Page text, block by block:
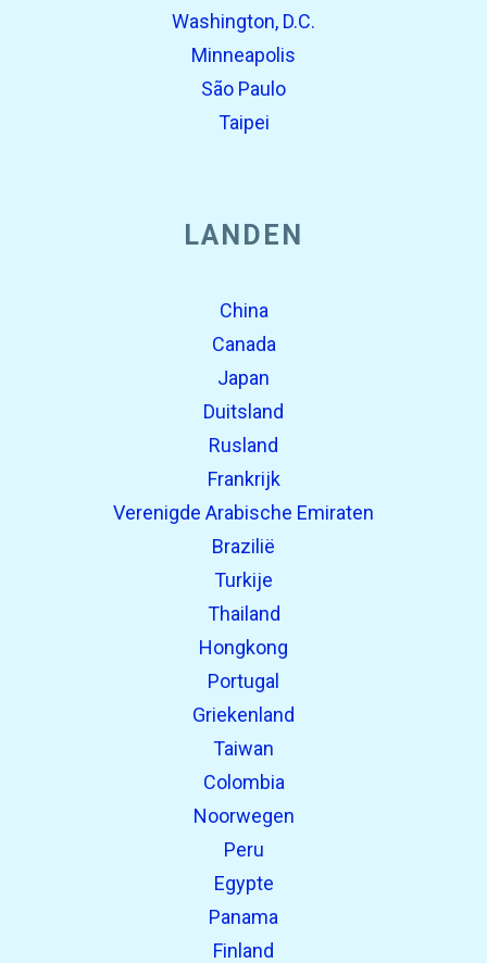
Washington, D.C.
Minneapolis
São Paulo
Taipei
LANDEN
China
Canada
Japan
Duitsland
Rusland
Frankrijk
Verenigde Arabische Emiraten
Brazilië
Turkije
Thailand
Hongkong
Portugal
Griekenland
Taiwan
Colombia
Noorwegen
Peru
Egypte
Panama
Finland